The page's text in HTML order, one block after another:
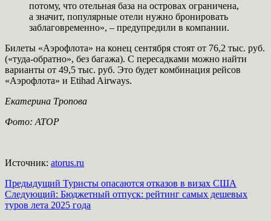
потому, что отельная база на островах ограничена,
а значит, популярные отели нужно бронировать
заблаговременно», – предупредили в компании.
Билеты «Аэрофлота» на конец сентября стоят от 76,2 тыс. руб.
(«туда-обратно», без багажа). С пересадками можно найти
варианты от 49,5 тыс. руб. Это будет комбинация рейсов
«Аэрофлота» и Etihad Airways.
Екатерина Тропова
Фото: АТОР
Источник: atorus.ru
Навигация
записи
Предыдущий Туристы опасаются отказов в визах США
Следующий: Бюджетный отпуск: рейтинг самых дешевых
туров лета 2025 года